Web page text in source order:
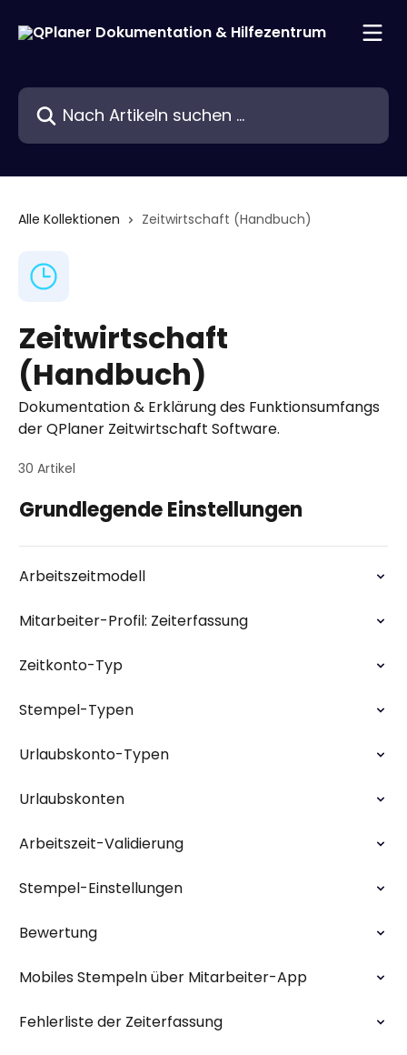
Nach Artikeln suchen …
Alle Kollektionen Zeitwirtschaft (Handbuch)
Zeitwirtschaft
(Handbuch)
Dokumentation & Erklärung des Funktionsumfangs
der QPlaner Zeitwirtschaft Software.
30 Artikel
Grundlegende Einstellungen
Arbeitszeitmodell
Mitarbeiter-Profil: Zeiterfassung
Zeitkonto-Typ
Stempel-Typen
Urlaubskonto-Typen
Urlaubskonten
Arbeitszeit-Validierung
Stempel-Einstellungen
Bewertung
Mobiles Stempeln über Mitarbeiter-App
Fehlerliste der Zeiterfassung